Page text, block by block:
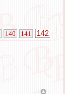
140 141 142